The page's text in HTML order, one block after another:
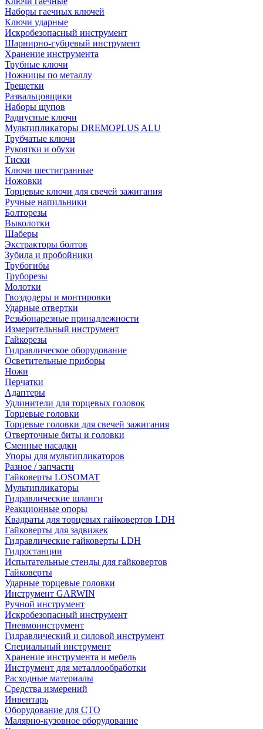
Наборы гаечных ключей
Ключи ударные
Искробезопасный инструмент
Шарнирно-губцевый инструмент
Хранение инструмента
Трубные ключи
Ножницы по металлу
Трещетки
Развальцовщики
Наборы щупов
Радиусные ключи
Мультипликаторы DREMOPLUS ALU
Трубчатые ключи
Рукоятки и обухи
Тиски
Ключи шестигранные
Ножовки
Торцевые ключи для свечей зажигания
Ручные напильники
Болторезы
Выколотки
Шаберы
Экстракторы болтов
Зубила и пробойники
Трубогибы
Труборезы
Молотки
Гвоздодеры и монтировки
Ударные отвертки
Резьбонарезные принадлежности
Измерительный инструмент
Гайкорезы
Гидравлическое оборудование
Осветительные приборы
Ножи
Перчатки
Адаптеры
Удлинители для торцевых головок
Торцевые головки
Торцевые головки для свечей зажигания
Отверточные биты и головки
Сменные насадки
Упоры для мультипликаторов
Разное / запчасти
Гайковерты LOSOMAT
Мультипликаторы
Гидравлические шланги
Реакционные опоры
Квадраты для торцевых гайковертов LDH
Гайковерты для задвижек
Гидравлические гайковерты LDH
Гидростанции
Испытательные стенды для гайковертов
Гайковерты
Ударные торцевые головки
Инструмент GARWIN
Ручной инструмент
Искробезопасный инструмент
Пневмоинструмент
Гидравлический и силовой инструмент
Специальный инструмент
Хранение инструмента и мебель
Инструмент для металлообработки
Расходные материалы
Средства измерений
Инвентарь
Оборудование для СТО
Малярно-кузовное оборудование